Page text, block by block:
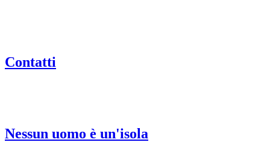
Contatti
Nessun uomo è un'isola